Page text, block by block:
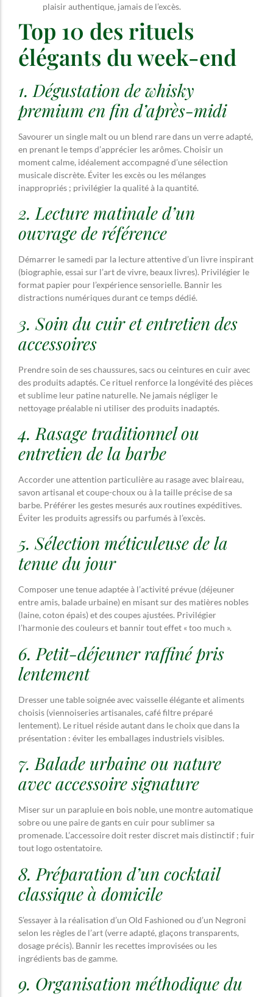
plaisir authentique, jamais de l’excès.
Top 10 des rituels
élégants du week-end
1. Dégustation de whisky
premium en fin d’après-midi
Savourer un single malt ou un blend rare dans un verre adapté,
en prenant le temps d’apprécier les arômes. Choisir un
moment calme, idéalement accompagné d’une sélection
musicale discrète. Éviter les excès ou les mélanges
inappropriés ; privilégier la qualité à la quantité.
2. Lecture matinale d’un
ouvrage de référence
Démarrer le samedi par la lecture attentive d’un livre inspirant
(biographie, essai sur l’art de vivre, beaux livres). Privilégier le
format papier pour l’expérience sensorielle. Bannir les
distractions numériques durant ce temps dédié.
3. Soin du cuir et entretien des
accessoires
Prendre soin de ses chaussures, sacs ou ceintures en cuir avec
des produits adaptés. Ce rituel renforce la longévité des pièces
et sublime leur patine naturelle. Ne jamais négliger le
nettoyage préalable ni utiliser des produits inadaptés.
4. Rasage traditionnel ou
entretien de la barbe
Accorder une attention particulière au rasage avec blaireau,
savon artisanal et coupe-choux ou à la taille précise de sa
barbe. Préférer les gestes mesurés aux routines expéditives.
Éviter les produits agressifs ou parfumés à l’excès.
5. Sélection méticuleuse de la
tenue du jour
Composer une tenue adaptée à l’activité prévue (déjeuner
entre amis, balade urbaine) en misant sur des matières nobles
(laine, coton épais) et des coupes ajustées. Privilégier
l’harmonie des couleurs et bannir tout effet « too much ».
6. Petit-déjeuner raffiné pris
lentement
Dresser une table soignée avec vaisselle élégante et aliments
choisis (viennoiseries artisanales, café filtre préparé
lentement). Le rituel réside autant dans le choix que dans la
présentation : éviter les emballages industriels visibles.
7. Balade urbaine ou nature
avec accessoire signature
Miser sur un parapluie en bois noble, une montre automatique
sobre ou une paire de gants en cuir pour sublimer sa
promenade. L’accessoire doit rester discret mais distinctif ; fuir
tout logo ostentatoire.
8. Préparation d’un cocktail
classique à domicile
S’essayer à la réalisation d’un Old Fashioned ou d’un Negroni
selon les règles de l’art (verre adapté, glaçons transparents,
dosage précis). Bannir les recettes improvisées ou les
ingrédients bas de gamme.
9. Organisation méthodique du